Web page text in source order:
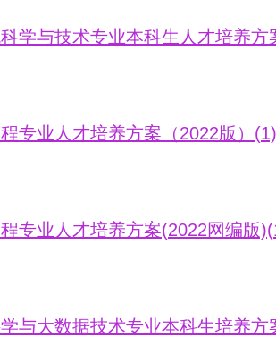
学与技术专业本科生人才培养
专业人才培养方案（2022版）
专业人才培养方案(2022网编版
与大数据技术专业本科生培养